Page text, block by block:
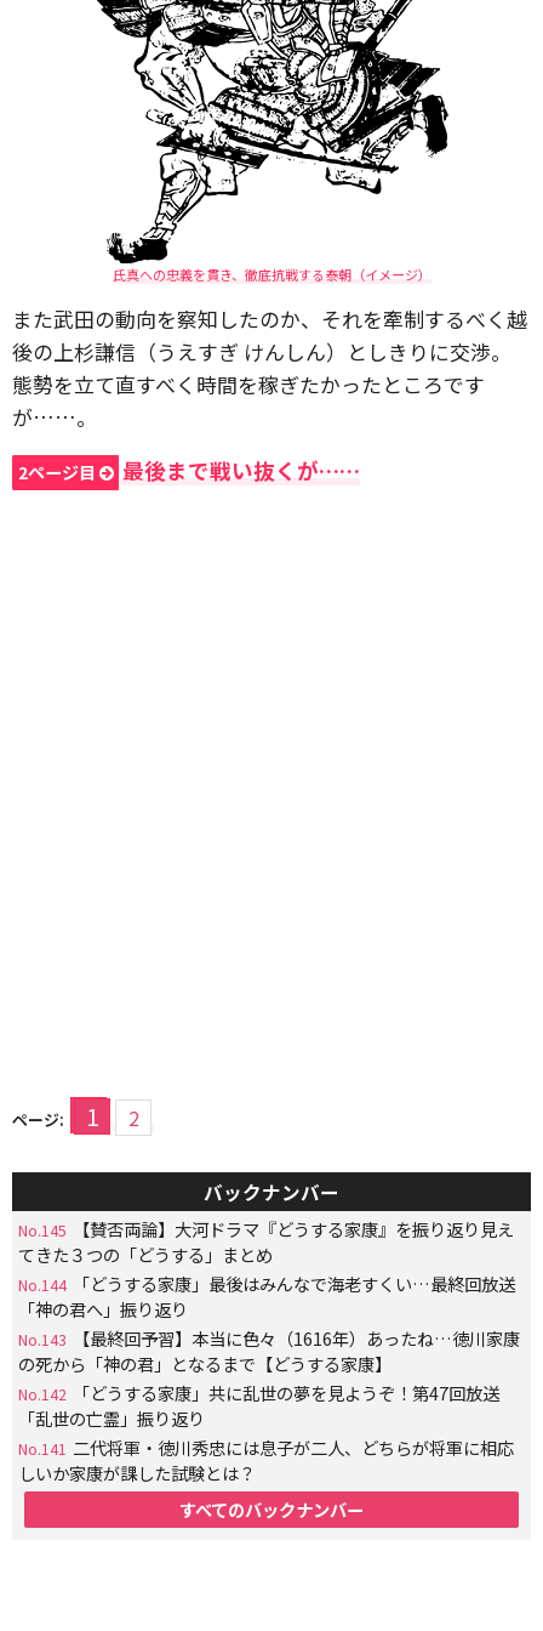
氏真への忠義を貫き、徹底抗戦する泰朝（イメージ）
また武田の動向を察知したのか、それを牽制するべく越
後の上杉謙信（うえすぎ けんしん）としきりに交渉。
態勢を立て直すべく時間を稼ぎたかったところです
が……。
2ページ目 最後まで戦い抜くが……
ページ: 1 2
バックナンバー
No.145
【賛否両論】大河ドラマ『どうする家康』を振り返り見え
てきた３つの「どうする」まとめ
No.144
「どうする家康」最後はみんなで海老すくい…最終回放送
「神の君へ」振り返り
No.143
【最終回予習】本当に色々（1616年）あったね…徳川家康
の死から「神の君」となるまで【どうする家康】
No.142
「どうする家康」共に乱世の夢を見ようぞ！第47回放送
「乱世の亡霊」振り返り
No.141 二代将軍・徳川秀忠には息子が二人、どちらが将軍に相応
しいか家康が課した試験とは？
すべてのバックナンバー